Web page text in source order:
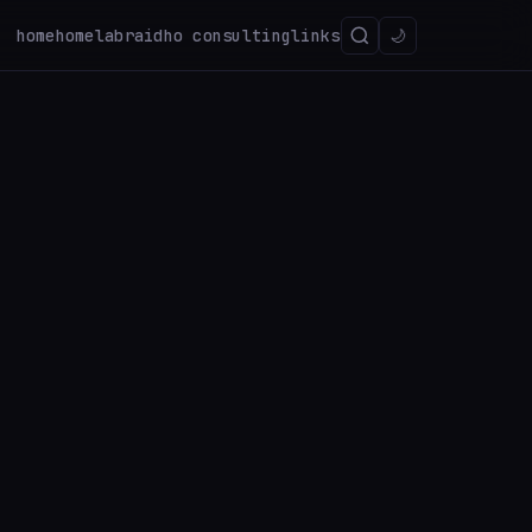
homehomelabraidho consultinglinks 🌙